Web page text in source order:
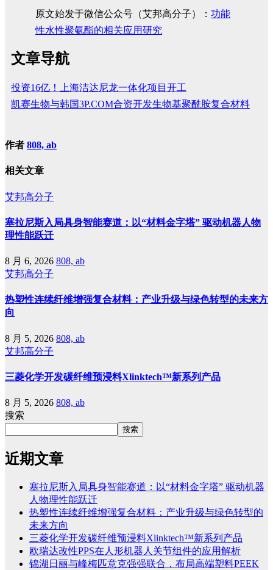
原文始发于微信公众号（艾邦高分子）： ​功能
性水性聚氨酯的相关应用研究
文章导航
投资16亿！上海洁达尼龙一体化项目开工
凯赛生物与韩国3P.COM合资开发生物基聚酰胺复合材料
作者 808, ab
相关文章
艾邦高分子
塞拉尼斯入局具身智能赛道：以“材料金字塔” 驱动机器人物
理性能跃迁
8 月 6, 2026 808, ab
艾邦高分子
热塑性连续纤维增强复合材料：产业升级与绿色转型的未来方
向
8 月 5, 2026 808, ab
艾邦高分子
三菱化学开发碳纤维预浸料Xlinktech™新系列产品
8 月 5, 2026 808, ab
搜索
搜索
近期文章
塞拉尼斯入局具身智能赛道：以“材料金字塔” 驱动机器
人物理性能跃迁
热塑性连续纤维增强复合材料：产业升级与绿色转型的
未来方向
三菱化学开发碳纤维预浸料Xlinktech™新系列产品
欧瑞达改性PPS在人形机器人关节组件的应用解析
锦湖日丽与峰梅匹意克强强联合，布局高端塑料PEEK